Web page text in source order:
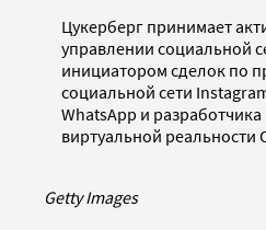
Цукерберг принимает
управлении социальной
инициатором сделок по
социальной сети
WhatsApp и
виртуальной реальности
Getty Images